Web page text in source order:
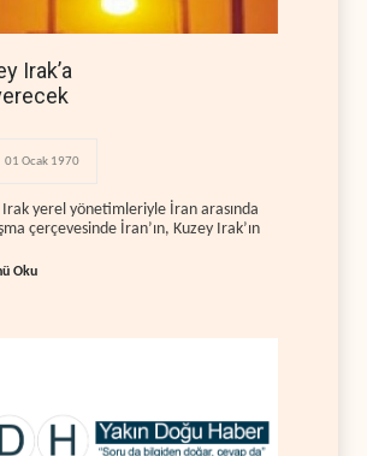
Irak’a
01 Ocak 1970
Irak yerel yönetimleriyle İran arasında
çerçevesinde İran’ın, Kuzey Irak’ın
Oku